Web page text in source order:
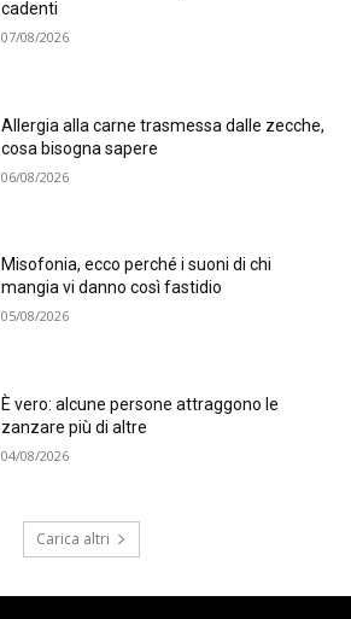
cadenti
07/08/2026
Allergia alla carne trasmessa dalle zecche,
cosa bisogna sapere
06/08/2026
Misofonia, ecco perché i suoni di chi
mangia vi danno così fastidio
05/08/2026
È vero: alcune persone attraggono le
zanzare più di altre
04/08/2026
Carica altri